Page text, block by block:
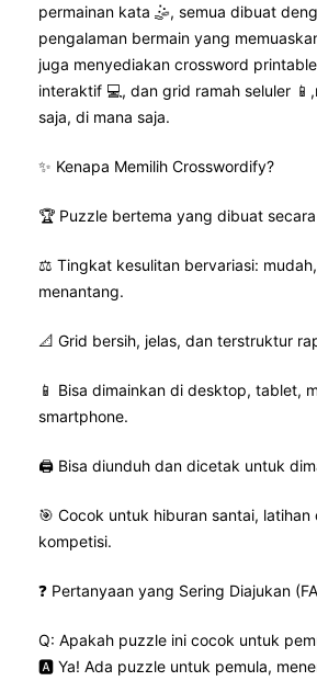
permainan kata 🤹, semua dibuat
pengalaman bermain yang
juga menyediakan crossword
interaktif 💻, dan grid ramah seluler
saja, di mana saja.
✨ Kenapa Memilih Crosswordify?
🏆 Puzzle bertema yang dibuat
⚖️ Tingkat kesulitan bervariasi:
menantang.
📐 Grid bersih, jelas, dan terstruktur
📱 Bisa dimainkan di desktop, tablet,
smartphone.
🖨️ Bisa diunduh dan dicetak untuk
🎯 Cocok untuk hiburan santai, latihan
kompetisi.
❓ Pertanyaan yang Sering Diajukan
Q: Apakah puzzle ini cocok untuk
🅰️ Ya! Ada puzzle untuk pemula,